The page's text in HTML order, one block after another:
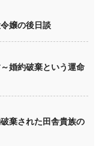
嬢の後日談
婚約破棄という運命
棄された田舎貴族の